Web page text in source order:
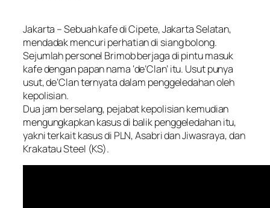
Jakarta – Sebuah kafe di Cipete, Jakarta Selatan,
mendadak mencuri perhatian di siang bolong.
Sejumlah personel Brimob berjaga di pintu masuk
kafe dengan papan nama ‘de’Clan’ itu. Usut punya
usut, de’Clan ternyata dalam penggeledahan oleh
kepolisian.
Dua jam berselang, pejabat kepolisian kemudian
mengungkapkan kasus di balik penggeledahan itu,
yakni terkait kasus di PLN, Asabri dan Jiwasraya, dan
Krakatau Steel (KS).